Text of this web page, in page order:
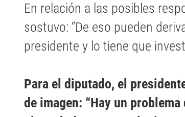
En relación a las posibles
sostuvo: “De eso pueden
presidente y lo tiene que
Para el diputado, el
de imagen: “Hay un